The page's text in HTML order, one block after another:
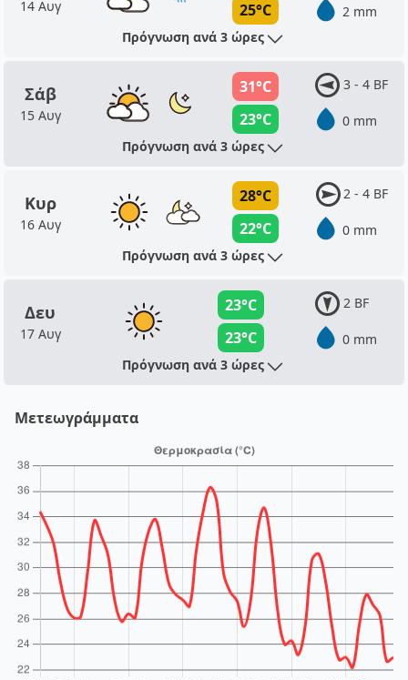
14 Αυγ
25°C
2 mm
Πρόγνωση ανά 3 ώρες
Σάβ
15 Αυγ
31°C
23°C
3 - 4 BF
0 mm
Πρόγνωση ανά 3 ώρες
Κυρ
16 Αυγ
28°C
22°C
2 - 4 BF
0 mm
Πρόγνωση ανά 3 ώρες
Δευ
17 Αυγ
23°C
23°C
2 BF
0 mm
Πρόγνωση ανά 3 ώρες
Μετεωγράμματα